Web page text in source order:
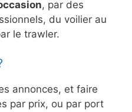
, par des
du voilier au
le trawler.
annonces, et faire
par prix, ou par port